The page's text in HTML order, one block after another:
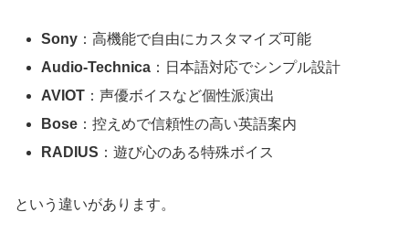
Sony ：高機能で自由にカスタマイズ可能
Audio-Technica ：日本語対応でシンプル設計
AVIOT ：声優ボイスなど個性派演出
Bose ：控えめで信頼性の高い英語案内
RADIUS ：遊び心のある特殊ボイス
という違いがあります。